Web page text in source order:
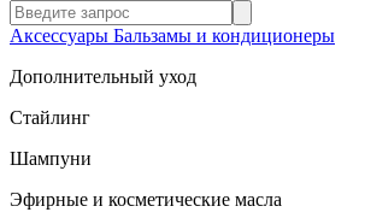
Аксессуары Бальзамы и кондиционеры
Дополнительный уход
Стайлинг
Шампуни
Эфирные и косметические масла